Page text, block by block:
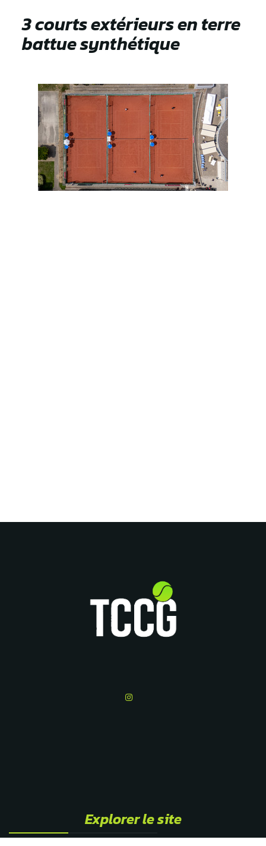
3 courts extérieurs en terre
battue synthétique
Explorer le site